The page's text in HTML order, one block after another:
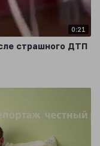
0:21
страшного ДТП